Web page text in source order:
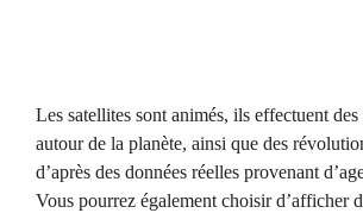
Les satellites sont animés, ils effectuent
autour de la planète, ainsi que des
d’après des données réelles provenant
Vous pourrez également choisir d’afficher